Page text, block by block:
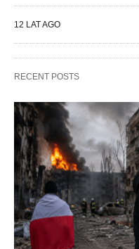
12 LAT AGO
RECENT POSTS